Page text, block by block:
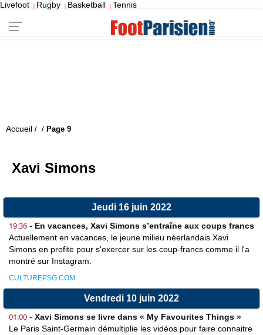
Livefoot | Rugby | Basketball | Tennis
Accueil / / Page 9
Xavi Simons
Jeudi 16 juin 2022
19:36 - En vacances, Xavi Simons s’entraîne aux coups francs
Actuellement en vacances, le jeune milieu néerlandais Xavi
Simons en profite pour s'exercer sur les coup-francs comme il l'a
montré sur Instagram.
CULTUREPSG.COM
Vendredi 10 juin 2022
01:00 - Xavi Simons se livre dans « My Favourites Things »
Le Paris Saint-Germain démultiplie les vidéos pour faire connaitre